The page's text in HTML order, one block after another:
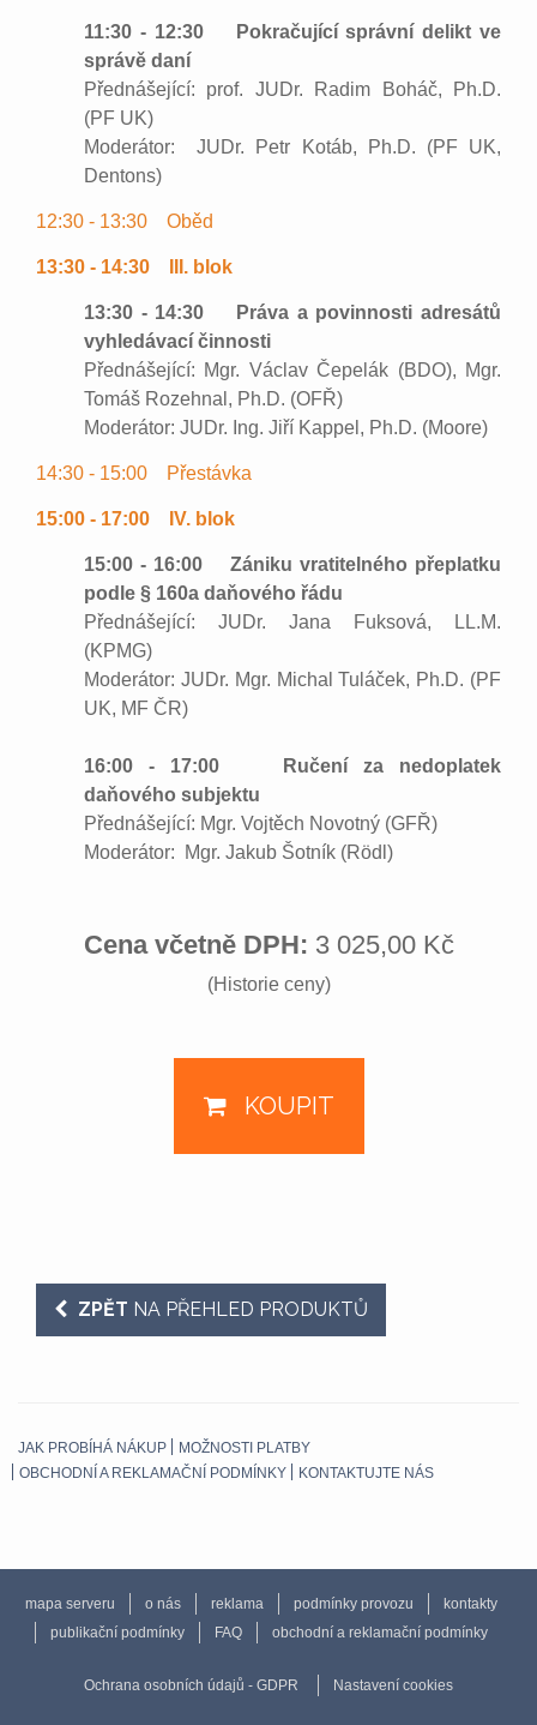
11:30 - 12:30 Pokračující správní delikt ve
správě daní
Přednášející: prof. JUDr. Radim Boháč, Ph.D.
(PF UK)
Moderátor: JUDr. Petr Kotáb, Ph.D. (PF UK,
Dentons)
12:30 - 13:30 Oběd
13:30 - 14:30 III. blok
13:30 - 14:30 Práva a povinnosti adresátů
vyhledávací činnosti
Přednášející: Mgr. Václav Čepelák (BDO), Mgr.
Tomáš Rozehnal, Ph.D. (OFŘ)
Moderátor: JUDr. Ing. Jiří Kappel, Ph.D. (Moore)
14:30 - 15:00 Přestávka
15:00 - 17:00 IV. blok
15:00 - 16:00 Zániku vratitelného přeplatku
podle § 160a daňového řádu
Přednášející: JUDr. Jana Fuksová, LL.M.
(KPMG)
Moderátor: JUDr. Mgr. Michal Tuláček, Ph.D. (PF
UK, MF ČR)
16:00 - 17:00 Ručení za nedoplatek
daňového subjektu
Přednášející: Mgr. Vojtěch Novotný (GFŘ)
Moderátor: Mgr. Jakub Šotník (Rödl)
Cena včetně DPH: 3 025,00 Kč
(Historie ceny)
KOUPIT
ZPĚT NA PŘEHLED PRODUKTŮ
JAK PROBÍHÁ NÁKUP
MOŽNOSTI PLATBY
OBCHODNÍ A REKLAMAČNÍ PODMÍNKY
KONTAKTUJTE NÁS
mapa serveru o nás reklama podmínky provozu
kontakty
publikační podmínky
FAQ obchodní a reklamační podmínky
Ochrana osobních údajů - GDPR Nastavení cookies